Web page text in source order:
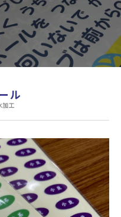
リエーション用ポスター
ター印刷
印刷 #販促PR #視認性向上
ル
加工